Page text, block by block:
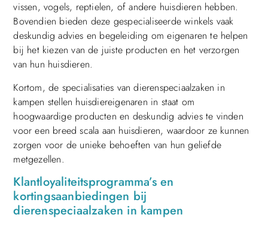
vissen, vogels, reptielen, of andere huisdieren hebben.
Bovendien bieden deze gespecialiseerde winkels vaak
deskundig advies en begeleiding om eigenaren te helpen
bij het kiezen van de juiste producten en het verzorgen
van hun huisdieren.
Kortom, de specialisaties van dierenspeciaalzaken in
kampen stellen huisdiereigenaren in staat om
hoogwaardige producten en deskundig advies te vinden
voor een breed scala aan huisdieren, waardoor ze kunnen
zorgen voor de unieke behoeften van hun geliefde
metgezellen.
Klantloyaliteitsprogramma’s en
kortingsaanbiedingen bij
dierenspeciaalzaken in kampen